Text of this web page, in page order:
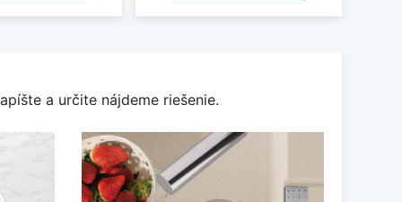
a určite nájdeme riešenie.